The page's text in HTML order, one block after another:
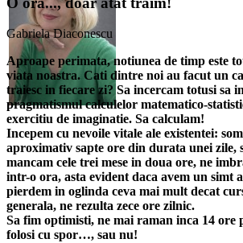
Gabriela Diaconescu
Aproape perimata, notiunea de timp este
viata noastra. Cati dintre noi au facut un
traiesc in fiecare zi? Sa incercam totusi sa
pragmatismul calculelor matematico-
exercitiu de imaginatie. Sa calculam!
Incepem cu nevoile vitale ale existentei:
aproximativ sapte ore din durata unei zile,
mancam cele trei mese in doua ore, ne
intr-o ora, asta evident daca avem un simt
pierdem in oglinda ceva mai mult decat
generala, ne rezulta zece ore zilnic.
Sa fim optimisti, ne mai raman inca 14 ore
folosi cu spor…, sau nu!